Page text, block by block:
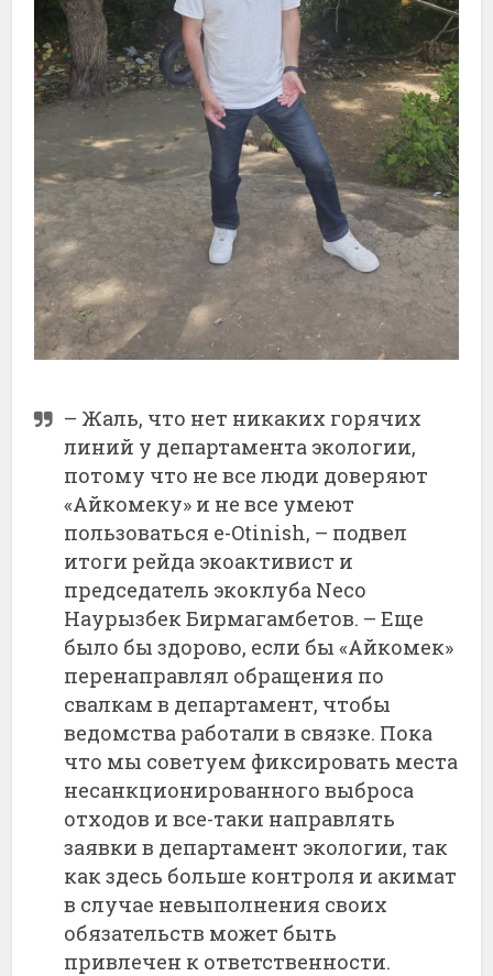
– Жаль, что нет никаких горячих
линий у департамента экологии,
потому что не все люди доверяют
«Айкомеку» и не все умеют
пользоваться е-Otinish, – подвел
итоги рейда экоактивист и
председатель экоклуба Neco
Наурызбек Бирмагамбетов. – Еще
было бы здорово, если бы «Айкомек»
перенаправлял обращения по
свалкам в департамент, чтобы
ведомства работали в связке. Пока
что мы советуем фиксировать места
несанкционированного выброса
отходов и все-таки направлять
заявки в департамент экологии, так
как здесь больше контроля и акимат
в случае невыполнения своих
обязательств может быть
привлечен к ответственности.